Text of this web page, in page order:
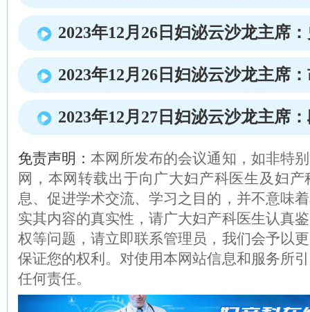
2023年12月26日妇泌云沙龙主席
2023年12月26日妇泌云沙龙主席
2023年12月27日妇泌云沙龙主席
免责声明：本网所发布的会议通知，如非特
网，本网转载出于向广大妇产科医生及妇
息、促进学术交流、学习之目的，并不意味
实其内容的真实性，请广大妇产科医生认真
权等问题，请立即联系管理员，我们会予以
保证您的权利。对使用本网站信息和服务所
任何责任。